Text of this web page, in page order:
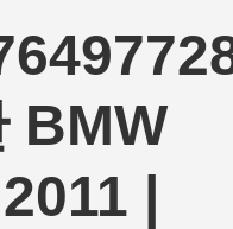
BMW
|